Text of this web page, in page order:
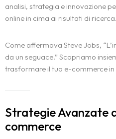
analisi, strategia e innovazione
online in cima ai risultati di ricerca.
Come affermava Steve Jobs,
da un seguace.” Scopriamo
trasformare il tuo e-commerce in
Strategie Avanzate
commerce